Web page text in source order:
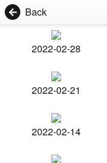
Back
2022-02-28
2022-02-21
2022-02-14